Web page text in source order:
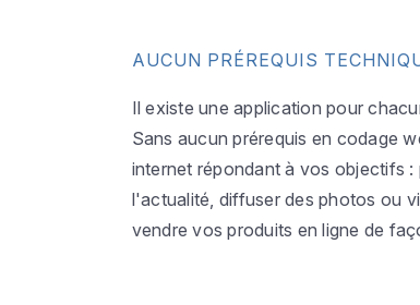
AUCUN PRÉREQUIS
Il existe une application pour
Sans aucun prérequis en codage
internet répondant à vos objectifs
l'actualité, diffuser des photos ou
vendre vos produits en ligne de